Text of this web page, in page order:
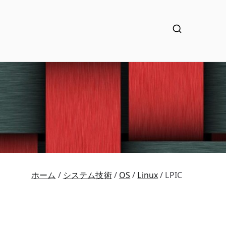
ホーム システム技術 OS Linux LPIC